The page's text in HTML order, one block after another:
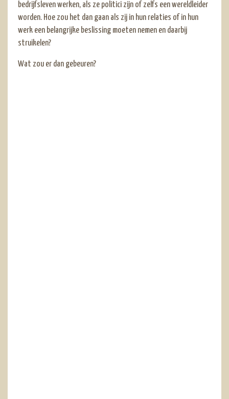
bedrijfsleven werken, als ze politici zijn of zelfs een wereldleider
worden. Hoe zou het dan gaan als zij in hun relaties of in hun
werk een belangrijke beslissing moeten nemen en daarbij
struikelen?
Wat zou er dan gebeuren?